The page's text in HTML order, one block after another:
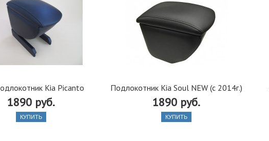
Kia Picanto
1890 руб.
КУПИТЬ
Подлокотник Kia Soul NEW (c 2014г.)
1890 руб.
КУПИТЬ